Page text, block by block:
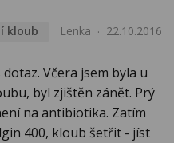
kloub Lenka 22.10.2016
Včera jsem byla u
byl zjištěn zánět. Prý
na antibiotika. Zatím
400, kloub šetřit - jíst